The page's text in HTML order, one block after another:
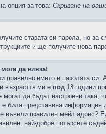
опция за това: Скриване на
старата си парола, но за
и ще получите нова
да вляза!
правилно името и паролата
възрастта ми е под 13 години
да бъдат настроени така,
е била представена
въвели правилен мейл адрес?
най-добре потърсете